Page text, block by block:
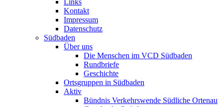
Links
Kontakt
Impressum
Datenschutz
Südbaden
Über uns
Die Menschen im VCD Südbaden
Rundbriefe
Geschichte
Ortsgruppen in Südbaden
Aktiv
Bündnis Verkehrswende Südliche Ortenau